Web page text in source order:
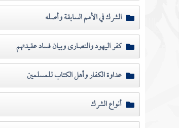
الشرك في الأمم السابقة وأصله
كفر اليهود والنصارى وبيان فساد عقيدتهم
عداوة الكفار وأهل الكتاب للمسلمين
أنواع الشرك